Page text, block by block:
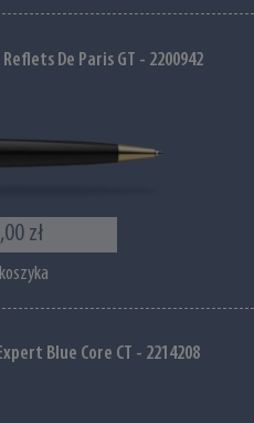
De Paris GT - 2200942
zł
Blue Core CT - 2214208